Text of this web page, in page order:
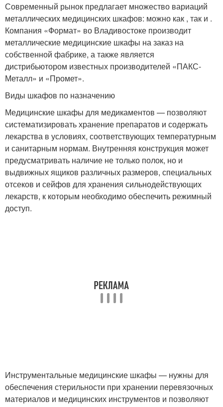
Современный рынок предлагает множество вариаций
металлических медицинских шкафов: можно как , так и .
Компания «Формат» во Владивостоке производит
металлические медицинские шкафы на заказ на
собственной фабрике, а также является
дистрибьютором известных производителей «ПАКС-
Металл» и «Промет».
Виды шкафов по назначению
Медицинские шкафы для медикаментов — позволяют
систематизировать хранение препаратов и содержать
лекарства в условиях, соответствующих температурным
и санитарным нормам. Внутренняя конструкция может
предусматривать наличие не только полок, но и
выдвижных ящиков различных размеров, специальных
отсеков и сейфов для хранения сильнодействующих
лекарств, к которым необходимо обеспечить режимный
доступ.
Инструментальные медицинские шкафы — нужны для
обеспечения стерильности при хранении перевязочных
материалов и медицинских инструментов и позволяют